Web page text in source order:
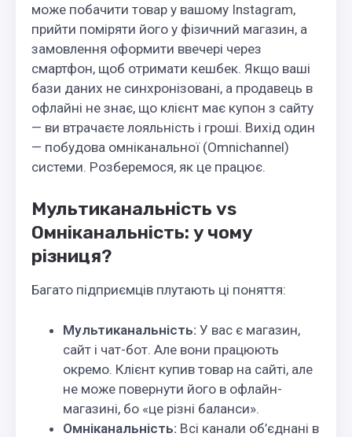
може побачити товар у вашому Instagram,
прийти поміряти його у фізичний магазин, а
замовлення оформити ввечері через
смартфон, щоб отримати кешбек. Якщо ваші
бази даних не синхронізовані, а продавець в
офлайні не знає, що клієнт має купон з сайту
— ви втрачаєте лояльність і гроші. Вихід один
— побудова омніканальної (Omnichannel)
системи. Розберемося, як це працює.
Мультиканальність vs
Омніканальність: у чому
різниця?
Багато підприємців плутають ці поняття:
Мультиканальність: У вас є магазин,
сайт і чат-бот. Але вони працюють
окремо. Клієнт купив товар на сайті, але
не може повернути його в офлайн-
магазині, бо «це різні баланси».
Омніканальність: Всі канали об’єднані в